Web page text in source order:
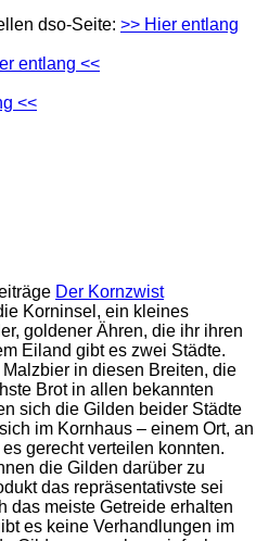
dso-Seite: >> Hier entlang
entlang <<
<<
Der Kornzwist
Korninsel, ein kleines
goldener Ähren, die ihr ihren
Eiland gibt es zwei Städte.
in diesen Breiten, die
Brot in allen bekannten
sich die Gilden beider Städte
im Kornhaus – einem Ort, an
gerecht verteilen konnten.
die Gilden darüber zu
das repräsentativste sei
das meiste Getreide erhalten
es keine Verhandlungen im